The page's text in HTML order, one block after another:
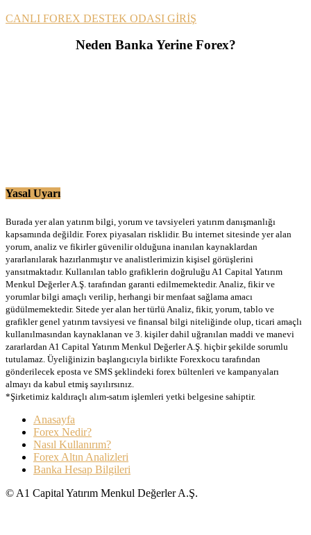
CANLI FOREX DESTEK ODASI GİRİŞ
Neden Banka Yerine Forex?
Yasal Uyarı
Burada yer alan yatırım bilgi, yorum ve tavsiyeleri yatırım danışmanlığı
kapsamında değildir. Forex piyasaları risklidir. Bu internet sitesinde yer alan
yorum, analiz ve fikirler güvenilir olduğuna inanılan kaynaklardan
yararlanılarak hazırlanmıştır ve analistlerimizin kişisel görüşlerini
yansıtmaktadır. Kullanılan tablo grafiklerin doğruluğu A1 Capital Yatırım
Menkul Değerler A.Ş. tarafından garanti edilmemektedir. Analiz, fikir ve
yorumlar bilgi amaçlı verilip, herhangi bir menfaat sağlama amacı
güdülmemektedir. Sitede yer alan her türlü Analiz, fikir, yorum, tablo ve
grafikler genel yatırım tavsiyesi ve finansal bilgi niteliğinde olup, ticari amaçlı
kullanılmasından kaynaklanan ve 3. kişiler dahil uğranılan maddi ve manevi
zararlardan A1 Capital Yatırım Menkul Değerler A.Ş. hiçbir şekilde sorumlu
tutulamaz. Üyeliğinizin başlangıcıyla birlikte Forexkocu tarafından
gönderilecek eposta ve SMS şeklindeki forex bültenleri ve kampanyaları
almayı da kabul etmiş sayılırsınız.
*Şirketimiz kaldıraçlı alım-satım işlemleri yetki belgesine sahiptir.
Anasayfa
Forex Nedir?
Nasıl Kullanırım?
Forex Altın Analizleri
Banka Hesap Bilgileri
© A1 Capital Yatırım Menkul Değerler A.Ş.